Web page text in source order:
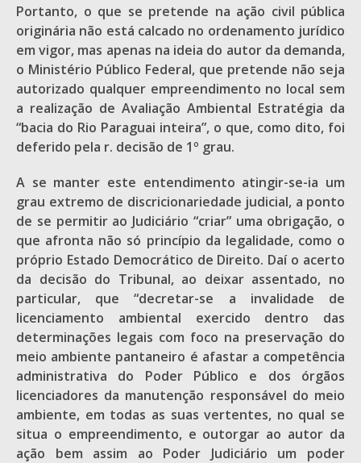
Portanto, o que se pretende na ação civil pública
originária não está calcado no ordenamento jurídico
em vigor, mas apenas na ideia do autor da demanda,
o Ministério Público Federal, que pretende não seja
autorizado qualquer empreendimento no local sem
a realização de Avaliação Ambiental Estratégia da
“bacia do Rio Paraguai inteira”, o que, como dito, foi
deferido pela r. decisão de 1º grau.
A se manter este entendimento atingir-se-ia um
grau extremo de discricionariedade judicial, a ponto
de se permitir ao Judiciário “criar” uma obrigação, o
que afronta não só princípio da legalidade, como o
próprio Estado Democrático de Direito. Daí o acerto
da decisão do Tribunal, ao deixar assentado, no
particular, que “decretar-se a invalidade de
licenciamento ambiental exercido dentro das
determinações legais com foco na preservação do
meio ambiente pantaneiro é afastar a competência
administrativa do Poder Público e dos órgãos
licenciadores da manutenção responsável do meio
ambiente, em todas as suas vertentes, no qual se
situa o empreendimento, e outorgar ao autor da
ação bem assim ao Poder Judiciário um poder